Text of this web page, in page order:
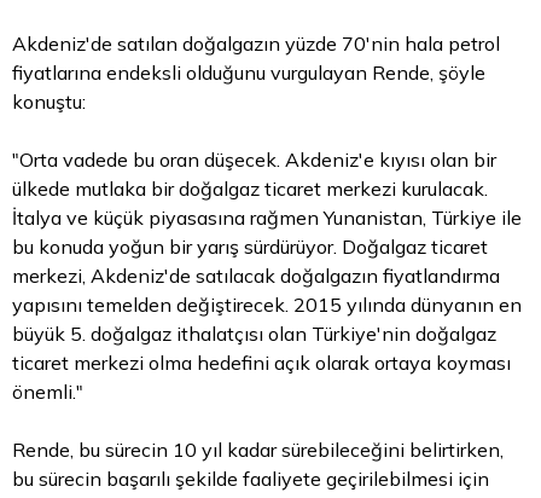
Akdeniz'de satılan doğalgazın yüzde 70'nin hala petrol
fiyatlarına endeksli olduğunu vurgulayan Rende, şöyle
konuştu:
"Orta vadede bu oran düşecek. Akdeniz'e kıyısı olan bir
ülkede mutlaka bir doğalgaz ticaret merkezi kurulacak.
İtalya ve küçük piyasasına rağmen Yunanistan, Türkiye ile
bu konuda yoğun bir yarış sürdürüyor. Doğalgaz ticaret
merkezi, Akdeniz'de satılacak doğalgazın fiyatlandırma
yapısını temelden değiştirecek. 2015 yılında dünyanın en
büyük 5. doğalgaz ithalatçısı olan Türkiye'nin doğalgaz
ticaret merkezi olma hedefini açık olarak ortaya koyması
önemli."
Rende, bu sürecin 10 yıl kadar sürebileceğini belirtirken,
bu sürecin başarılı şekilde faaliyete geçirilebilmesi için